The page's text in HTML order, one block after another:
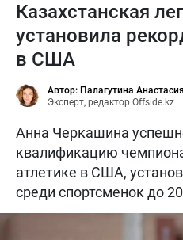
Казахстанская
установила
в США
Автор: Палагутина Анастасия
Эксперт, редактор Offside.kz
Анна Черкашина
квалификацию
атлетике в США,
среди спортсменок до